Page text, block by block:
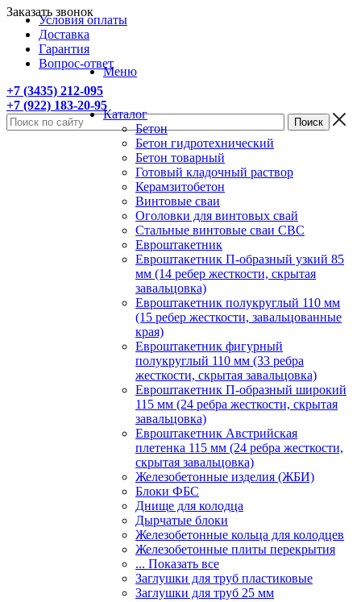
Условия оплаты
Доставка
Гарантия
Вопрос-ответ
+7 (3435) 212-095
+7 (922) 183-20-95
Заказать звонок
Меню
Каталог
Бетон
Бетон гидротехнический
Бетон товарный
Готовый кладочный раствор
Керамзитобетон
Винтовые сваи
Оголовки для винтовых свай
Стальные винтовые сваи СВС
Евроштакетник
Евроштакетник П-образный узкий 85
мм (14 ребер жесткости, скрытая
завальцовка)
Евроштакетник полукруглый 110 мм
(15 ребер жесткости, завальцованные
края)
Евроштакетник фигурный
полукруглый 110 мм (33 ребра
жесткости, скрытая завальцовка)
Евроштакетник П-образный широкий
115 мм (24 ребра жесткости, скрытая
завальцовка)
Евроштакетник Австрийская
плетенка 115 мм (24 ребра жесткости,
скрытая завальцовка)
Железобетонные изделия (ЖБИ)
Блоки ФБС
Днище для колодца
Дырчатые блоки
Железобетонные кольца для колодцев
Железобетонные плиты перекрытия
... Показать все
Заглушки для труб пластиковые
Заглушки для труб 25 мм